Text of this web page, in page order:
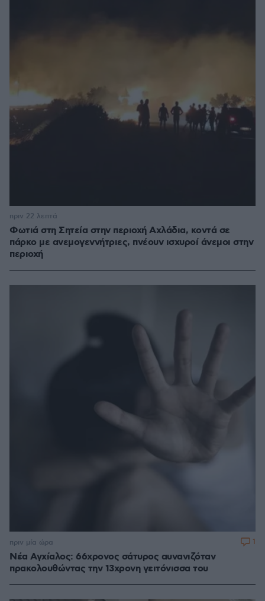
Φωτιά στη Σητεία στην περιοχή Αχλάδια, κοντά σε
πάρκο με ανεμογεννήτριες, πνέουν ισχυροί άνεμοι στην
περιοχή
πριν 22 λεπτά
Νέα Αγχίαλος: 66χρονος σάτυρος αυνανιζόταν
πρακολουθώντας την 13χρονη γειτόνισσα του
πριν μία ώρα 1